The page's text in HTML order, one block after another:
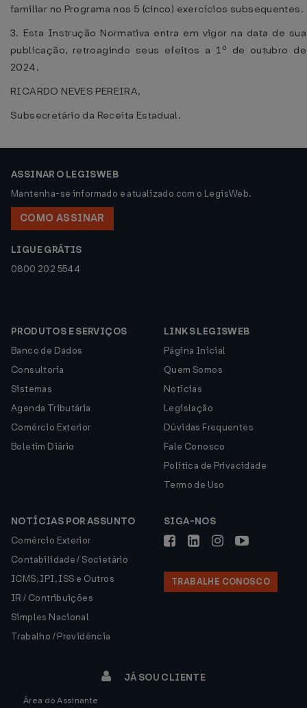
familiar no Programa nos 5 (cinco) exercícios subsequentes.
3. Esta Instrução Normativa entra em vigor na data de sua
publicação, retroagindo seus efeitos a 1º de outubro de
2024.
RICARDO NEVES PEREIRA,
Subsecretário da Receita Estadual.
ASSINAR O LEGISWEB
Mantenha-se informado e atualizado com o LegisWeb.
COMO ASSINAR
LIGUE GRÁTIS
0800 202 5544
PRODUTOS E SERVIÇOS
Banco de Dados
Consultoria
Sistemas
Agenda Tributária
Comércio Exterior
Boletim Diário
LINKS LEGISWEB
Página Inicial
Quem Somos
Notícias
Legislação
Dúvidas Frequentes
Fale Conosco
Política de Privacidade
Termo de Uso
NOTÍCIAS POR ASSUNTO
Comércio Exterior
Contabilidade / Societário
ICMS, IPI, ISS e Outros
IR / Contribuições
Simples Nacional
Trabalho / Previdência
SIGA-NOS
TRABALHE CONOSCO
JÁ SOU CLIENTE
Área do Assinante